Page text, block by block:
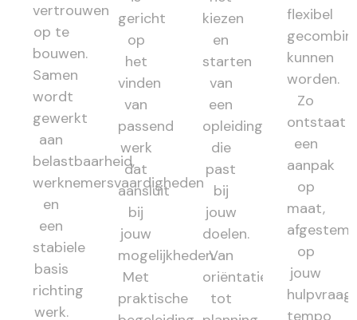
vertrouwen
op te
bouwen.
Samen
wordt
gewerkt
aan
belastbaarheid,
werknemersvaardigheden
en
een
stabiele
basis
richting
werk.
gericht
op
het
vinden
van
passend
werk
dat
aansluit
bij
jouw
mogelijkheden.
Met
praktische
kiezen
en
starten
van
een
opleiding
die
past
bij
jouw
doelen.
Van
oriëntatie
tot
flexibel
kunnen
worden.
Zo
ontstaat
een
aanpak
op
maat,
op
jouw
hulpvraag,
tempo